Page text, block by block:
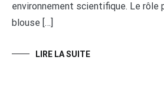
environnement scientifique. Le rôle
blouse […]
LIRE LA SUITE